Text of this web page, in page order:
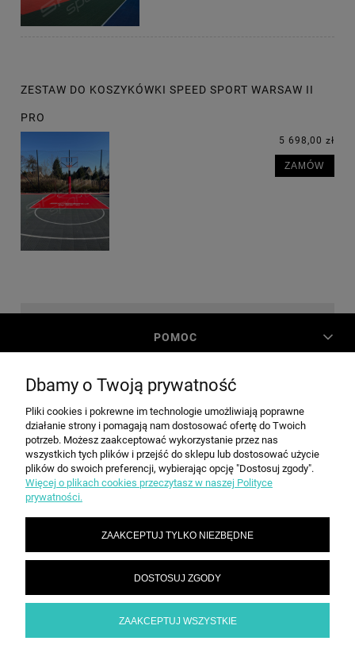
ZESTAW DO KOSZYKÓWKI SPEED SPORT WARSAW II
PRO
5 698,00 zł
ZAMÓW
POMOC
MOJE KONTO
PŁATNOŚCI I DOSTAWA
INFORMACJE
O NAS
SPEED grupa Sp. z o.o. | ul. Parkowa 12, 05-200 Wołomin |sekretariat@spd.pl
Dbamy o Twoją prywatność
Pliki cookies i pokrewne im technologie umożliwiają poprawne
działanie strony i pomagają nam dostosować ofertę do Twoich
potrzeb. Możesz zaakceptować wykorzystanie przez nas
wszystkich tych plików i przejść do sklepu lub dostosować użycie
plików do swoich preferencji, wybierając opcję "Dostosuj zgody".
Więcej o plikach cookies przeczytasz w naszej Polityce
prywatności.
ZAAKCEPTUJ TYLKO NIEZBĘDNE
DOSTOSUJ ZGODY
ZAAKCEPTUJ WSZYSTKIE